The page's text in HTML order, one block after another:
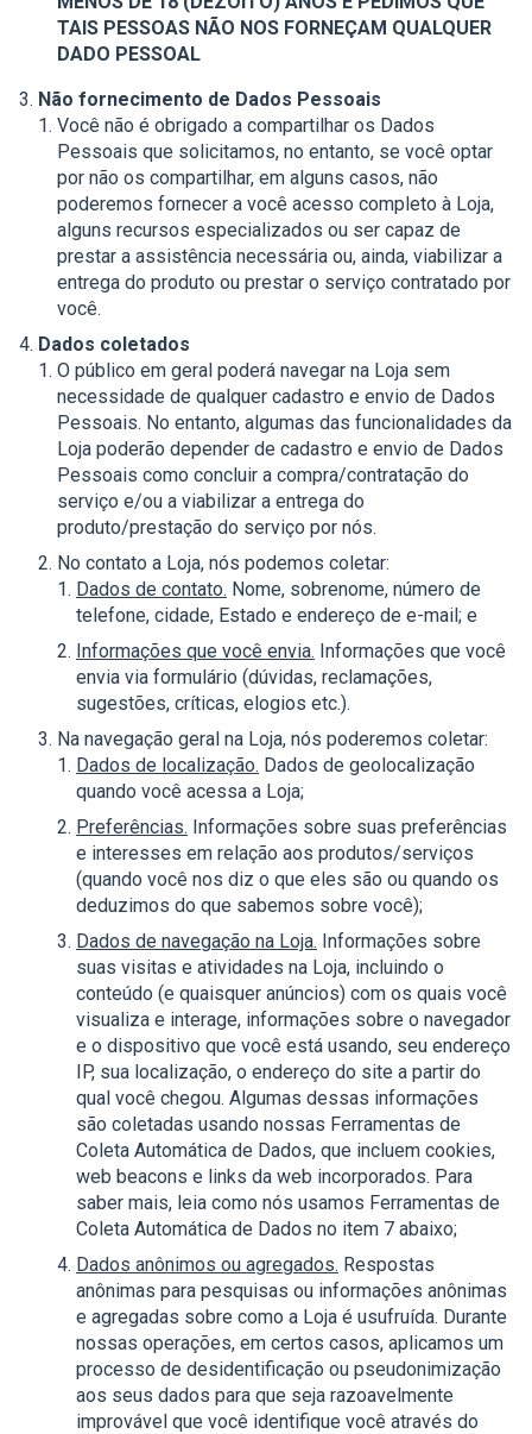
TAIS PESSOAS NÃO NOS FORNEÇAM QUALQUER
DADO PESSOAL
Não fornecimento de Dados Pessoais
Você não é obrigado a compartilhar os Dados
Pessoais que solicitamos, no entanto, se você optar
por não os compartilhar, em alguns casos, não
poderemos fornecer a você acesso completo à Loja,
alguns recursos especializados ou ser capaz de
prestar a assistência necessária ou, ainda, viabilizar a
entrega do produto ou prestar o serviço contratado por
você.
Dados coletados
O público em geral poderá navegar na Loja sem
necessidade de qualquer cadastro e envio de Dados
Pessoais. No entanto, algumas das funcionalidades da
Loja poderão depender de cadastro e envio de Dados
Pessoais como concluir a compra/contratação do
serviço e/ou a viabilizar a entrega do
produto/prestação do serviço por nós.
No contato a Loja, nós podemos coletar:
Dados de contato. Nome, sobrenome, número de
telefone, cidade, Estado e endereço de e-mail; e
Informações que você envia. Informações que você
envia via formulário (dúvidas, reclamações,
sugestões, críticas, elogios etc.).
Na navegação geral na Loja, nós poderemos coletar:
Dados de localização. Dados de geolocalização
quando você acessa a Loja;
Preferências. Informações sobre suas preferências
e interesses em relação aos produtos/serviços
(quando você nos diz o que eles são ou quando os
deduzimos do que sabemos sobre você);
Dados de navegação na Loja. Informações sobre
suas visitas e atividades na Loja, incluindo o
conteúdo (e quaisquer anúncios) com os quais você
visualiza e interage, informações sobre o navegador
e o dispositivo que você está usando, seu endereço
IP, sua localização, o endereço do site a partir do
qual você chegou. Algumas dessas informações
são coletadas usando nossas Ferramentas de
Coleta Automática de Dados, que incluem cookies,
web beacons e links da web incorporados. Para
saber mais, leia como nós usamos Ferramentas de
Coleta Automática de Dados no item 7 abaixo;
Dados anônimos ou agregados. Respostas
anônimas para pesquisas ou informações anônimas
e agregadas sobre como a Loja é usufruída. Durante
nossas operações, em certos casos, aplicamos um
processo de desidentificação ou pseudonimização
aos seus dados para que seja razoavelmente
improvável que você identifique você através do